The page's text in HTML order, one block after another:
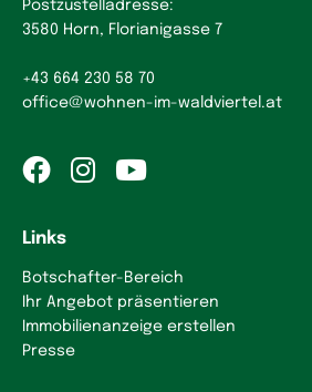
Postzustelladresse:
3580 Horn, Florianigasse 7
+43 664 230 58 70
office@wohnen-im-waldviertel.at
Links
Botschafter-Bereich
Ihr Angebot präsentieren
Immobilienanzeige erstellen
Presse